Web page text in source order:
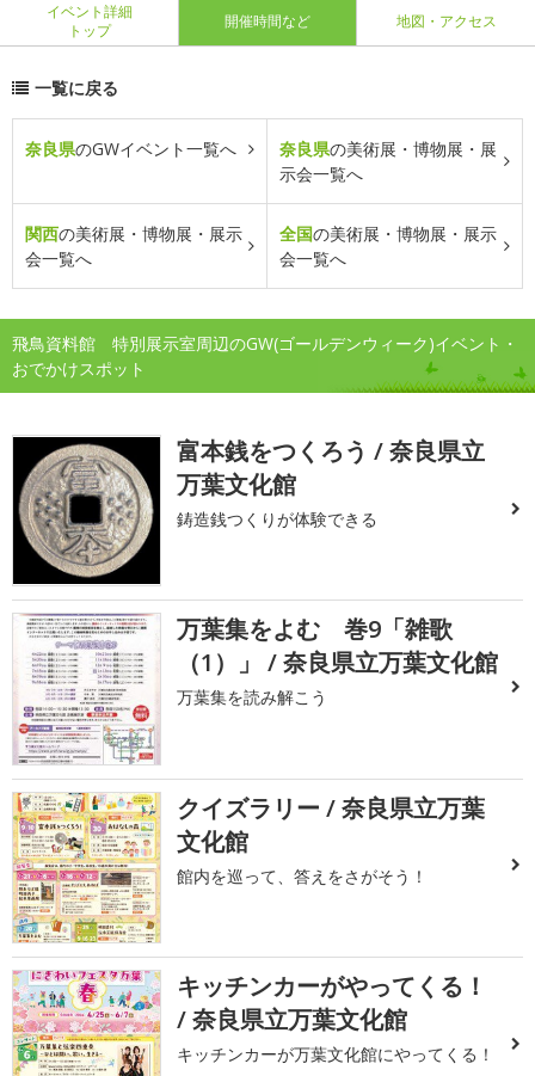
イベント詳細
トップ
開催時間など 地図・アクセス
一覧に戻る
奈良県のGWイベント一覧へ 奈良県の美術展・博物展・展
示会一覧へ
関西の美術展・博物展・展示
会一覧へ
全国の美術展・博物展・展示
会一覧へ
飛鳥資料館 特別展示室周辺のGW(ゴールデンウィーク)イベント・
おでかけスポット
富本銭をつくろう / 奈良県立
万葉文化館
鋳造銭つくりが体験できる
万葉集をよむ 巻9「雑歌
（1）」 / 奈良県立万葉文化館
万葉集を読み解こう
クイズラリー / 奈良県立万葉
文化館
館内を巡って、答えをさがそう！
キッチンカーがやってくる！
/ 奈良県立万葉文化館
キッチンカーが万葉文化館にやってくる！